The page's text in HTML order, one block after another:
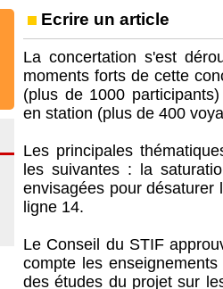
Ecrire un article
La concertation s'est
moments forts de cette
(plus de 1000
en station (plus de 400
Les principales
les suivantes : la
envisagées pour désaturer
ligne 14.
Le Conseil du STIF
compte les
des études du projet sur